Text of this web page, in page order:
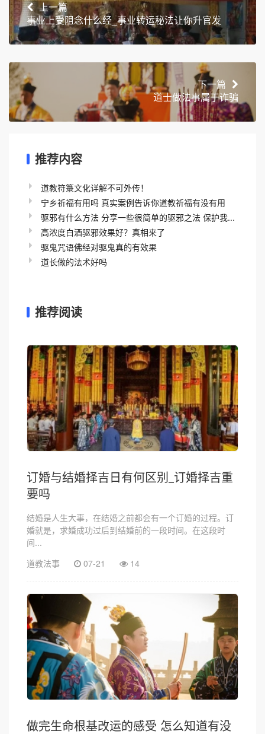
上一篇
事业上受阻念什么经_事业转运秘法让你升官发
下一篇
道士做法事属于诈骗
推荐内容
道教符箓文化详解不可外传！
宁乡祈福有用吗 真实案例告诉你道教祈福有没有用
驱邪有什么方法 分享一些很简单的驱邪之法 保护我...
高浓度白酒驱邪效果好？真相来了
驱鬼咒语佛经对驱鬼真的有效果
道长做的法术好吗
推荐阅读
订婚与结婚择吉日有何区别_订婚择吉重
要吗
结婚是人生大事，在结婚之前都会有一个订婚的过程。订
婚就是，求婚成功过后到结婚前的一段时间。在这段时
间...
道教法事
07-21 14
做完生命根基改运的感受 怎么知道有没